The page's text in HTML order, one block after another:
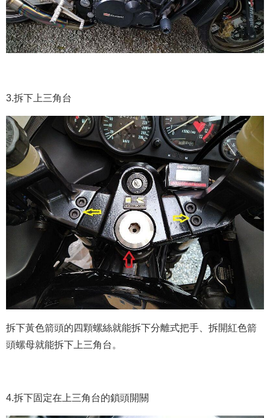
3.拆下上三角台
拆下黃色箭頭的四顆螺絲就能拆下分離式把手、拆開紅色箭
頭螺母就能拆下上三角台。
4.拆下固定在上三角台的鎖頭開關